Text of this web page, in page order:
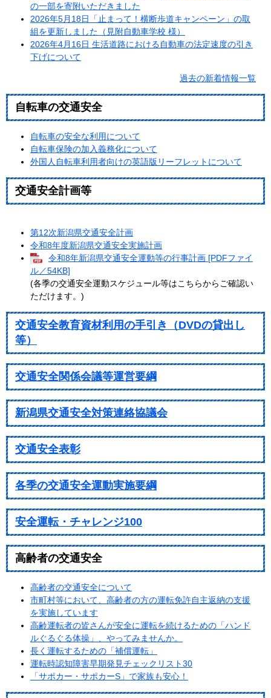
の一部を寄附いただきました
2026年5月18日「止まって！横断歩道キャンペーン」の取
組を更新しました（見附自動車学校 様）
2026年4月16日 生活道路における自動車の法定速度の引き
下げについて
過去の新着情報一覧
自転車の交通安全
自転車の安全な利用について
自転車保険の加入義務化について
外国人自転車利用者向けの英語版リーフレットについて
交通安全計画等
第12次新潟県交通安全計画
令和8年度新潟県交通安全実施計画
令和8年新潟県交通安全運動等の行事計画 [PDFファイ
ル／54KB]
(各季の交通安全運動スケジュール等はこちらからご確認い
ただけます。)
交通安全教育資材利用の手引き（DVDの貸出し
等）
交通安全関係会議等運営要綱
新潟県交通安全対策連絡協議会
交通安全表彰
各季の交通安全運動実施要綱
安全運転・チャレンジ100
高齢者の交通安全
高齢者の交通安全について
市町村等において、高齢者の方の運転免許自主返納の支援
を実施しています
高齢運転者の皆さんが安全に運転を続けるための「ハンド
ルぐるぐる体操」、やってみませんか。
長く運転するための「補償運転」
運転時認知障害早期発見チェックリスト30
「サポカー・サポカーS」で家族も安心！